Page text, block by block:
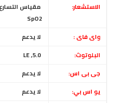
الاستشعار:
مقياس
SpO2
واى فاى :
لا يدعم
البلوتوث:
5.0, LE
جى بى اس:
لا يدعم
يو اس بي:
لا يدعم